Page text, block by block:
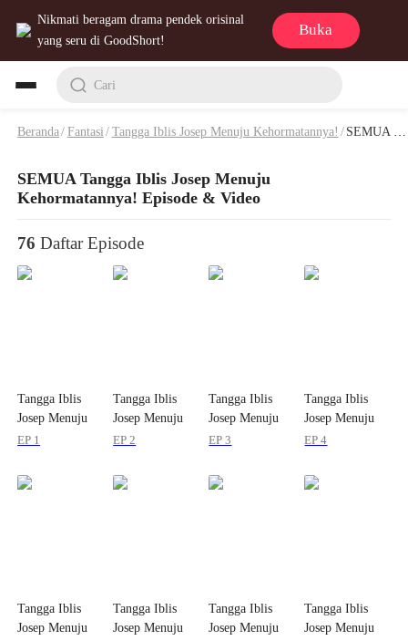
Nikmati beragam drama pendek orisinal
yang seru di GoodShort!
Buka
Cari
Beranda /Fantasi /Tangga Iblis Josep Menuju Kehormatannya! /SEMUA Tangga Iblis Josep Menuju Kehormatannya! Episode & Video
SEMUA Tangga Iblis Josep Menuju
Kehormatannya! Episode & Video
76 Daftar Episode
Tangga Iblis
Josep Menuju
EP 1
Tangga Iblis
Josep Menuju
EP 2
Tangga Iblis
Josep Menuju
EP 3
Tangga Iblis
Josep Menuju
EP 4
Tangga Iblis
Josep Menuju
Tangga Iblis
Josep Menuju
Tangga Iblis
Josep Menuju
Tangga Iblis
Josep Menuju